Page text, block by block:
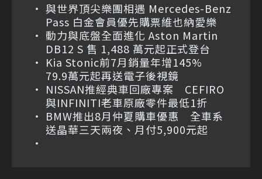
與世界頂尖樂團相遇 Mercedes-Benz
Pass 白金會員優先購票維也納愛樂
動力與底盤全面進化 Aston Martin
DB12 S 售 1,488 萬元起正式登台
Kia Stonic前7月銷量年增145%
79.9萬元起再送電子後視鏡
NISSAN推經典車回廠專案 CEFIRO
與INFINITI老車原廠零件最低1折
BMW推出8月仲夏購車優惠 全車系
送晶華三天兩夜、月付5,900元起